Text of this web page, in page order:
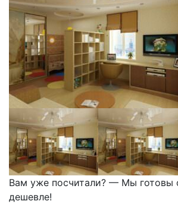
Вам уже посчитали? — Мы готовы
дешевле!